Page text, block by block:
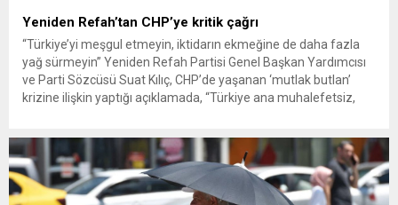
Yeniden Refah’tan CHP’ye kritik çağrı
“Türkiye’yi meşgul etmeyin, iktidarın ekmeğine de daha fazla
yağ sürmeyin” Yeniden Refah Partisi Genel Başkan Yardımcısı
ve Parti Sözcüsü Suat Kılıç, CHP’de yaşanan ‘mutlak butlan’
krizine ilişkin yaptığı açıklamada, “Türkiye ana muhalefetsiz,
olun. Türkiye’yi...